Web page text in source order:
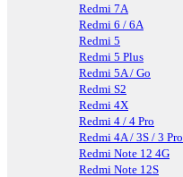
Redmi 7A
Redmi 6 / 6A
Redmi 5
Redmi 5 Plus
Redmi 5A / Go
Redmi S2
Redmi 4X
Redmi 4 / 4 Pro
Redmi 4A / 3S / 3 Pro
Redmi Note 12 4G
Redmi Note 12S